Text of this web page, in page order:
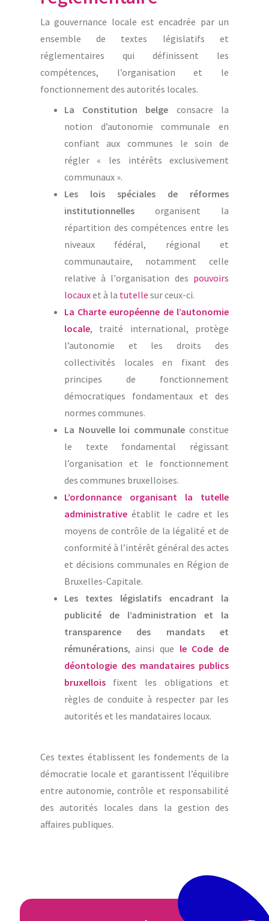
La gouvernance locale est encadrée par un
ensemble de textes législatifs et
réglementaires qui définissent les
compétences, l’organisation et le
fonctionnement des autorités locales.
La Constitution belge consacre la
notion d’autonomie communale en
confiant aux communes le soin de
régler « les intérêts exclusivement
communaux ».
Les lois spéciales de réformes
institutionnellesorganisent la
répartition des compétences entre les
niveaux fédéral, régional et
communautaire, notamment celle
relative à l'organisation des pouvoirs
locauxet à la tutelle sur ceux-ci.
La Charte européenne de l’autonomie
locale, traité international, protège
l’autonomie et les droits des
collectivités locales en fixant des
principes de fonctionnement
démocratiques fondamentaux et des
normes communes.
La Nouvelle loi communale constitue
le texte fondamental régissant
l’organisation et le fonctionnement
des communes bruxelloises.
L’ordonnance organisant la tutelle
administrativeétablit le cadre et les
moyens de contrôle de la légalité et de
conformité à l’intérêt général des actes
et décisions communales en Région de
Bruxelles-Capitale.
Les textes législatifs encadrant la
publicité de l’administration et la
transparence des mandats et
rémunérations, ainsi que le Code de
déontologie des mandataires publics
bruxelloisfixent les obligations et
règles de conduite à respecter par les
autorités et les mandataires locaux.
Ces textes établissent les fondements de la
démocratie locale et garantissent l’équilibre
entre autonomie, contrôle et responsabilité
des autorités locales dans la gestion des
affaires publiques.